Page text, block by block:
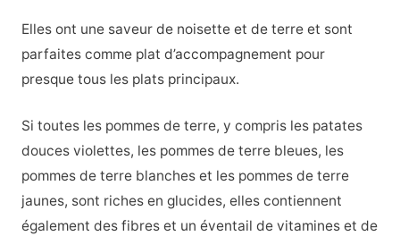
Elles ont une saveur de noisette et de terre et sont
parfaites comme plat d’accompagnement pour
presque tous les plats principaux.
Si toutes les pommes de terre, y compris les patates
douces violettes, les pommes de terre bleues, les
pommes de terre blanches et les pommes de terre
jaunes, sont riches en glucides, elles contiennent
également des fibres et un éventail de vitamines et de